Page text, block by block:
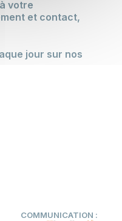
votre
et contact,
jour sur nos
COMMUNICATION :